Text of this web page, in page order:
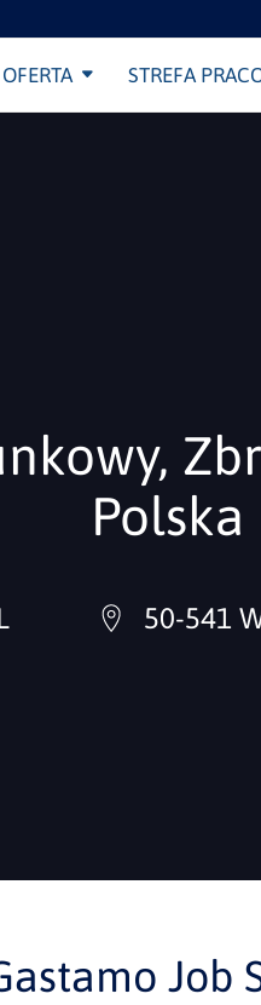
OFERTA STREFA
Polska
50-541
Job